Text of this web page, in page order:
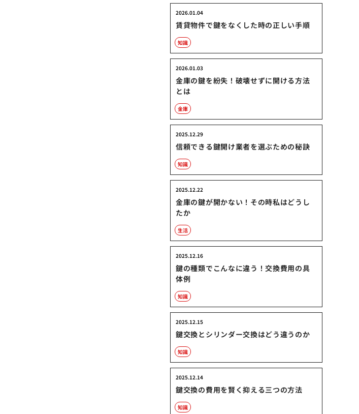
賃貸物件で鍵をなくした時の正しい手順
2026.01.04
知識
金庫の鍵を紛失！破壊せずに開ける方法
とは
2026.01.03
金庫
信頼できる鍵開け業者を選ぶための秘訣
2025.12.29
知識
金庫の鍵が開かない！その時私はどうし
たか
2025.12.22
生活
鍵の種類でこんなに違う！交換費用の具
体例
2025.12.16
知識
鍵交換とシリンダー交換はどう違うのか
2025.12.15
知識
鍵交換の費用を賢く抑える三つの方法
2025.12.14
知識